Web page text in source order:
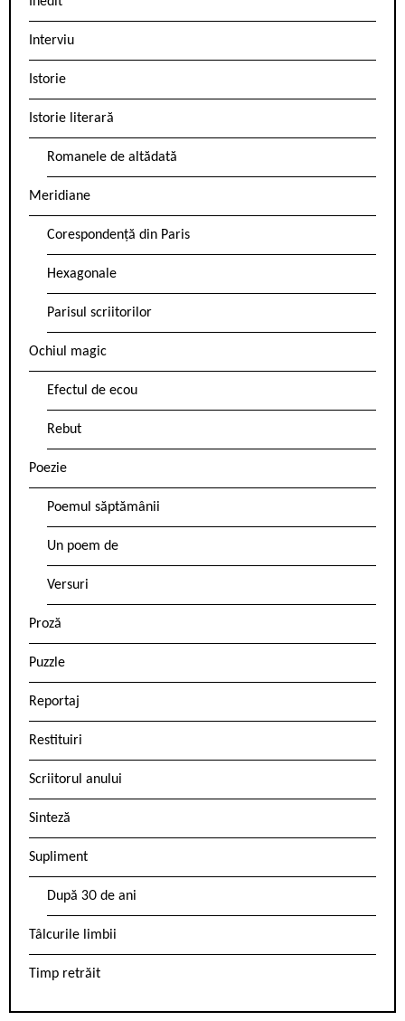
Interviu
Istorie
Istorie literară
Romanele de altădată
Meridiane
Corespondență din Paris
Hexagonale
Parisul scriitorilor
Ochiul magic
Efectul de ecou
Rebut
Poezie
Poemul săptămânii
Un poem de
Versuri
Proză
Puzzle
Reportaj
Restituiri
Scriitorul anului
Sinteză
Supliment
După 30 de ani
Tâlcurile limbii
Timp retrăit